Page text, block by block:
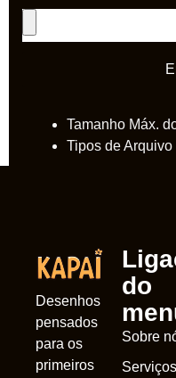
Tamanho Máx.
Tipos de
Desenhos
pensados
para os
primeiros
do
Sobre
Serviços